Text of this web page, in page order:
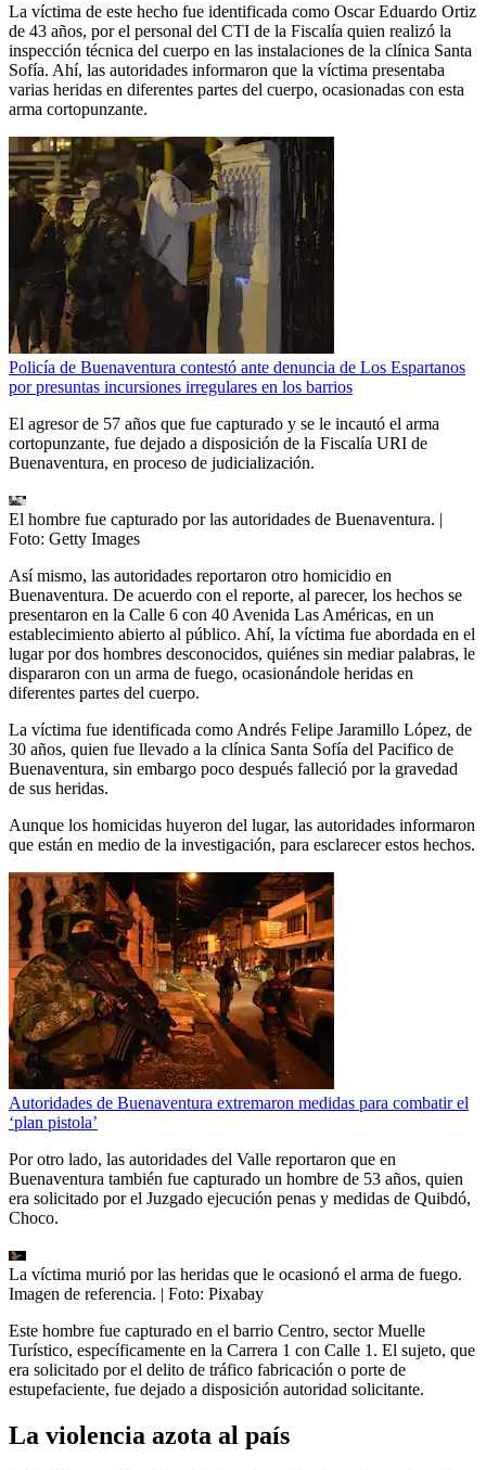
La víctima de este hecho fue identificada como Oscar Eduardo Ortiz
de 43 años, por el personal del CTI de la Fiscalía quien realizó la
inspección técnica del cuerpo en las instalaciones de la clínica Santa
Sofía. Ahí, las autoridades informaron que la víctima presentaba
varias heridas en diferentes partes del cuerpo, ocasionadas con esta
arma cortopunzante.
Policía de Buenaventura contestó ante denuncia de Los Espartanos
por presuntas incursiones irregulares en los barrios
El agresor de 57 años que fue capturado y se le incautó el arma
cortopunzante, fue dejado a disposición de la Fiscalía URI de
Buenaventura, en proceso de judicialización.
El hombre fue capturado por las autoridades de Buenaventura. |
Foto: Getty Images
Así mismo, las autoridades reportaron otro homicidio en
Buenaventura. De acuerdo con el reporte, al parecer, los hechos se
presentaron en la Calle 6 con 40 Avenida Las Américas, en un
establecimiento abierto al público. Ahí, la víctima fue abordada en el
lugar por dos hombres desconocidos, quiénes sin mediar palabras, le
dispararon con un arma de fuego, ocasionándole heridas en
diferentes partes del cuerpo.
La víctima fue identificada como Andrés Felipe Jaramillo López, de
30 años, quien fue llevado a la clínica Santa Sofía del Pacifico de
Buenaventura, sin embargo poco después falleció por la gravedad
de sus heridas.
Aunque los homicidas huyeron del lugar, las autoridades informaron
que están en medio de la investigación, para esclarecer estos hechos.
Autoridades de Buenaventura extremaron medidas para combatir el
‘plan pistola’
Por otro lado, las autoridades del Valle reportaron que en
Buenaventura también fue capturado un hombre de 53 años, quien
era solicitado por el Juzgado ejecución penas y medidas de Quibdó,
Choco.
La víctima murió por las heridas que le ocasionó el arma de fuego.
Imagen de referencia. | Foto: Pixabay
Este hombre fue capturado en el barrio Centro, sector Muelle
Turístico, específicamente en la Carrera 1 con Calle 1. El sujeto, que
era solicitado por el delito de tráfico fabricación o porte de
estupefaciente, fue dejado a disposición autoridad solicitante.
La violencia azota al país